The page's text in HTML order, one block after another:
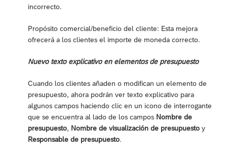
incorrecto.
Propósito comercial/beneficio del cliente: Esta mejora
ofrecerá a los clientes el importe de moneda correcto.
Nuevo texto explicativo en elementos de presupuesto
Cuando los clientes añaden o modifican un elemento de
presupuesto, ahora podrán ver texto explicativo para
algunos campos haciendo clic en un icono de interrogante
que se encuentra al lado de los campos Nombre de
presupuesto, Nombre de visualización de presupuesto y
Responsable de presupuesto.